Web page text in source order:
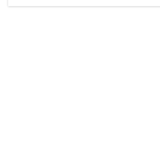
Der Weinbau dominert heute nicht mehr, ist